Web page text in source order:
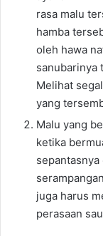
rasa malu
hamba
oleh hawa
sanubarinya
Melihat
yang
Malu yang
ketika
sepantasnya
serampangan
juga harus
perasaan